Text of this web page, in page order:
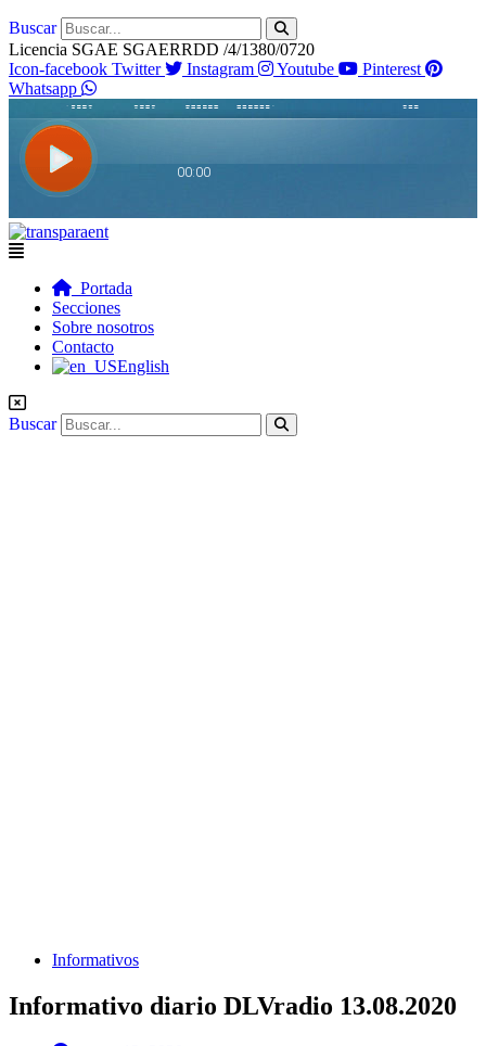
Buscar
Licencia SGAE SGAERRDD /4/1380/0720
Icon-facebook Twitter Instagram Youtube
Pinterest
Whatsapp
Flyout
Portada
Secciones
Sobre nosotros
Contacto
English
Buscar
Informativos
Informativo diario DLVradio 13.08.2020